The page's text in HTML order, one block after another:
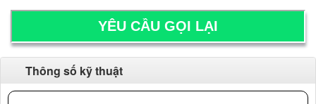
Thông số kỹ thuật